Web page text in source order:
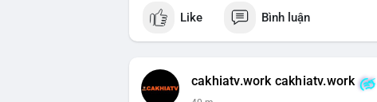
Like Bình luận
cakhiatv.work cakhiatv.work